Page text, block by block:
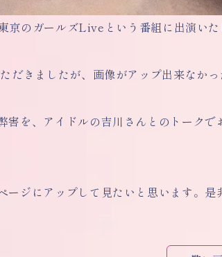
京のガールズLiveという番組に出演いた
だきましたが、画像がアップ出来なか
害を、アイドルの吉川さんとのトーク
ージにアップして見たいと思います。是